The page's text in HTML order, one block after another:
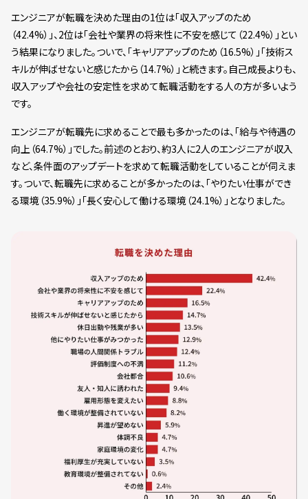
エンジニアが転職を決めた理由の1位は「収入アップのため
（42.4%）」、2位は「会社や業界の将来性に不安を感じて（22.4%）」とい
う結果になりました。ついで、「キャリアアップのため（16.5%）」「技術ス
キルが伸ばせないと感じたから（14.7%）」と続きます。自己成長よりも、
収入アップや会社の安定性を求めて転職活動をする人の方が多いよう
です。
エンジニアが転職先に求めることで最も多かったのは、「給与や待遇の
向上（64.7%）」でした。前述のとおり、約3人に2人のエンジニアが収入
など、条件面のアップデートを求めて転職活動をしていることが伺えま
す。ついで、転職先に求めることが多かったのは、「やりたい仕事ができ
る環境（35.9%）」「長く安心して働ける環境（24.1%）」となりました。